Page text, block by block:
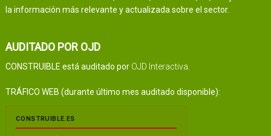
la información más relevante y actualizada sobre el sector.
AUDITADO POR OJD
CONSTRUIBLE está auditado por OJD Interactiva.
TRÁFICO WEB (durante último mes auditado disponible):